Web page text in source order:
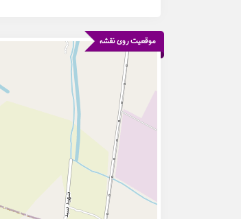
موقعیت روی نقشه